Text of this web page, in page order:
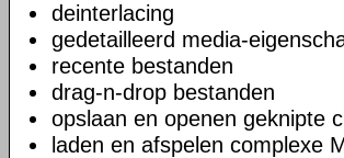
deinterlacing
gedetailleerd media-
recente bestanden
drag-n-drop bestanden
opslaan en openen geknipte
laden en afspelen complexe